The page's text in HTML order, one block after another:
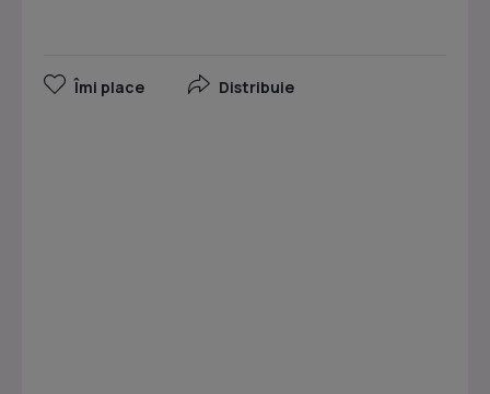
Îmi place Distribuie